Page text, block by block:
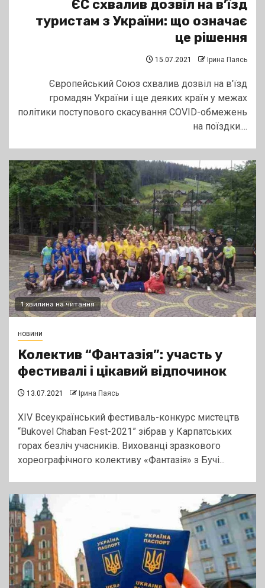
ЄС схвалив дозвіл на в’їзд
туристам з України: що означає
це рішення
15.07.2021 Ірина Паясь
Європейський Союз схвалив дозвіл на в'їзд
громадян України і ще деяких країн у межах
політики поступового скасування COVID-обмежень
на поїздки....
1 хвилина на читання
новини
Колектив “Фантазія”: участь у
фестивалі і цікавий відпочинок
13.07.2021 Ірина Паясь
XIV Всеукраїнський фестиваль-конкурс мистецтв
“Bukovel Chaban Fest-2021” зібрав у Карпатських
горах безліч учасників. Вихованці зразкового
хореографічного колективу «Фантазія» з Бучі...